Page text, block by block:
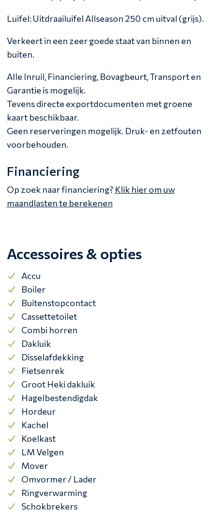
Luifel: Uitdraailuifel Allseason 250 cm uitval (grijs).
Verkeert in een zeer goede staat van binnen en
buiten.
Alle Inruil, Financiering, Bovagbeurt, Transport en
Garantie is mogelijk.
Tevens directe exportdocumenten met groene
kaart beschikbaar.
Geen reserveringen mogelijk. Druk- en zetfouten
voorbehouden.
Financiering
Op zoek naar financiering? Klik hier om uw
maandlasten te berekenen
Accessoires & opties
Accu
Boiler
Buitenstopcontact
Cassettetoilet
Combi horren
Dakluik
Disselafdekking
Fietsenrek
Groot Heki dakluik
Hagelbestendigdak
Hordeur
Kachel
Koelkast
LM Velgen
Mover
Omvormer / Lader
Ringverwarming
Schokbrekers